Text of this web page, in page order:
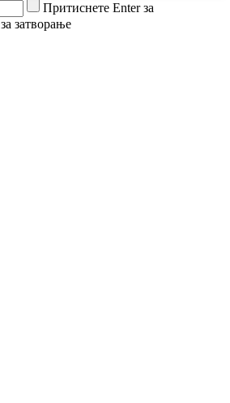
Притиснете Enter за
затворање